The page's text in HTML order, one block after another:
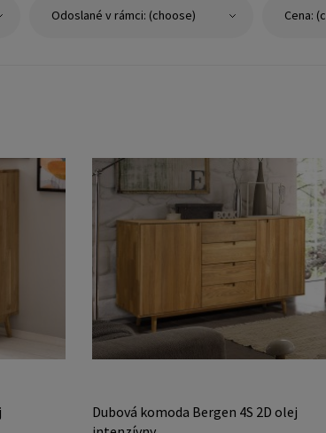
Odoslané v rámci: (choose) Cena:
Dubová komoda Bergen 4S 2D olej